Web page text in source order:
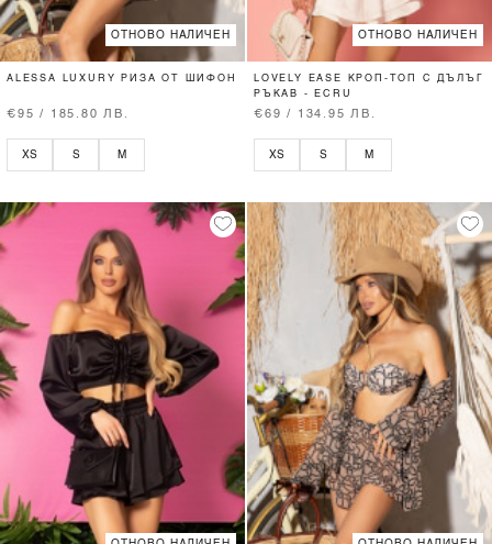
ОТНОВО НАЛИЧЕН
ALESSA LUXURY РИЗА ОТ ШИФОН
€95 / 185.80 ЛВ.
XS S M
ОТНОВО НАЛИЧЕН
LOVELY EASE КРОП-ТОП С ДЪЛЪГ
РЪКАВ - ECRU
€69 / 134.95 ЛВ.
XS S M